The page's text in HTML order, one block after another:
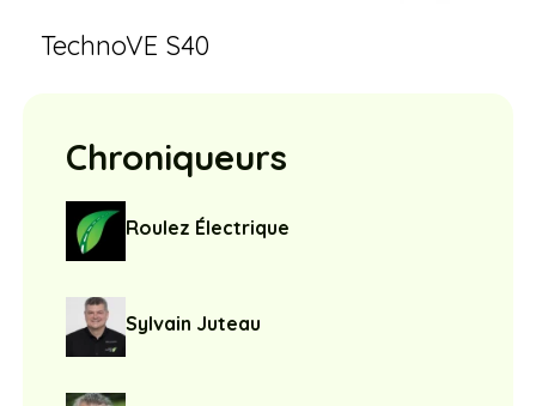
TechnoVE S40
Chroniqueurs
Roulez Électrique
Sylvain Juteau